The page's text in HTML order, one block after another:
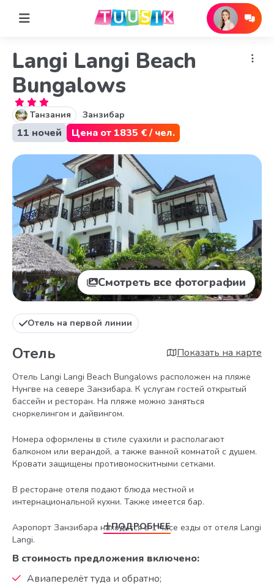
Langi Langi Beach
Bungalows
Танзания Занзибар
11 ночей Цена от 1835 € / чел.
Смотреть все фотографии
Oтель на первой линии
Отель Показать на карте
Отель Langi Langi Beach Bungalows расположен на пляже
Нунгве на севере Занзибара. К услугам гостей открытый
бассейн и ресторан. На пляже можно заняться
сноркелингом и дайвингом.
Номера оформлены в стиле суахили и располагают
балконом или верандой, а также ванной комнатой с душем.
Кровати защищены противомоскитными сетками.
В ресторане отеля подают блюда местной и
интернациональной кухни. Также имеется бар.
Аэропорт Занзибара находится в 1 часе езды от отеля Langi
Langi.
ПОДРОБНЕЕ
В стоимость предложения включено:
Авиаперелёт туда и обратно;